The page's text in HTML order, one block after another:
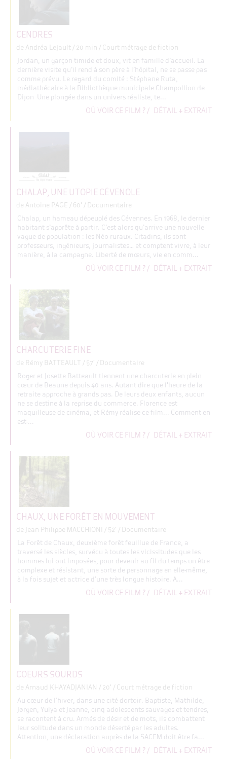
CENDRES
de Andréa Lejault / 20 min / Court métrage de fiction
Jordan, un garçon timide et doux, vit en famille d’accueil. La
dernière visite qu’il rend à son père à l’hôpital, ne se passe pas
comme prévu. Le regard du comité : Stéphane Ruta,
médiathécaire à la Bibliothèque municipale Champollion de
Dijon Une plongée dans un univers réaliste, te...
OÙ VOIR CE FILM ? / DÉTAIL + EXTRAIT
CHALAP, UNE UTOPIE CÉVENOLE
de Antoine PAGE / 60' / Documentaire
Chalap, un hameau dépeuplé des Cévennes. En 1968, le dernier
habitant s’apprête à partir. C’est alors qu’arrive une nouvelle
vague de population : les Néo-ruraux. Citadins, ils sont
professeurs, ingénieurs, journalistes… et comptent vivre, à leur
manière, à la campagne. Liberté de mœurs, vie en comm...
OÙ VOIR CE FILM ? / DÉTAIL + EXTRAIT
CHARCUTERIE FINE
de Rémy BATTEAULT / 57' / Documentaire
Roger et Josette Batteault tiennent une charcuterie en plein
cœur de Beaune depuis 40 ans. Autant dire que l'heure de la
retraite approche à grands pas. De leurs deux enfants, aucun
ne se destine à la reprise du commerce. Florence est
maquilleuse de cinéma, et Rémy réalise ce film... Comment en
est-...
OÙ VOIR CE FILM ? / DÉTAIL + EXTRAIT
CHAUX, UNE FORÊT EN MOUVEMENT
de Jean Philippe MACCHIONI
/ 52' / Documentaire
La Forêt de Chaux, deuxième forêt feuillue de France, a
traversé les siècles, survécu à toutes les vicissitudes que les
hommes lui ont imposées, pour devenir au fil du temps un être
complexe et résistant, une sorte de personnage en elle-même,
à la fois sujet et actrice d’une très longue histoire. A...
OÙ VOIR CE FILM ? / DÉTAIL + EXTRAIT
COEURS SOURDS
de Arnaud KHAYADJANIAN / 20' / Court métrage de fiction
Au cœur de l’hiver, dans une cité-dortoir. Baptiste, Mathilde,
Jørgen, Yulya et Jeanne, cinq adolescents sauvages et tendres,
se racontent à cru. Armés de désir et de mots, ils combattent
leur solitude dans un monde déserté par les adultes.
Attention, une déclaration auprès de la SACEM doit être fa...
OÙ VOIR CE FILM ? / DÉTAIL + EXTRAIT